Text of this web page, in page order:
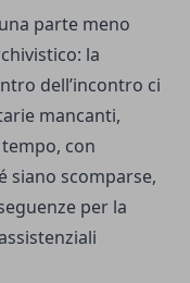
parte meno
la
dell’incontro ci
mancanti,
con
siano scomparse,
per la